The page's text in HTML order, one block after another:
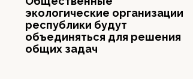
экологические организации
республики будут
объединяться для решения
общих задач